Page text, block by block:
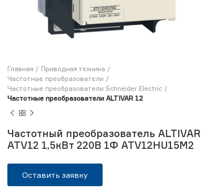
Главная
Приводная техника
Частотные преобразователи
Частотные преобразователи Schneider Electric
Частотные преобразователи ALTIVAR 12
Частотный преобразователь ALTIVAR
ATV12 1,5кВт 220В 1Ф ATV12HU15M2
Оставить заявку